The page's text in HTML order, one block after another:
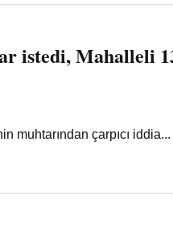
istedi, Mahalleli
muhtarından çarpıcı